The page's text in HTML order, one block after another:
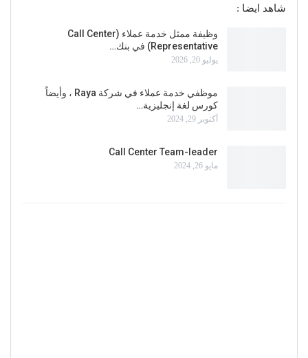
شاهد ايضا :
وظيفة ممثل خدمة عملاء (Call Center
Representative) في بنك…
يوليو 20, 2026
موظفي خدمة عملاء في شركة Raya ، وأيضاً
كورس لغة إنجليزية…
أكتوبر 29, 2024
Call Center Team-leader
مايو 26, 2024